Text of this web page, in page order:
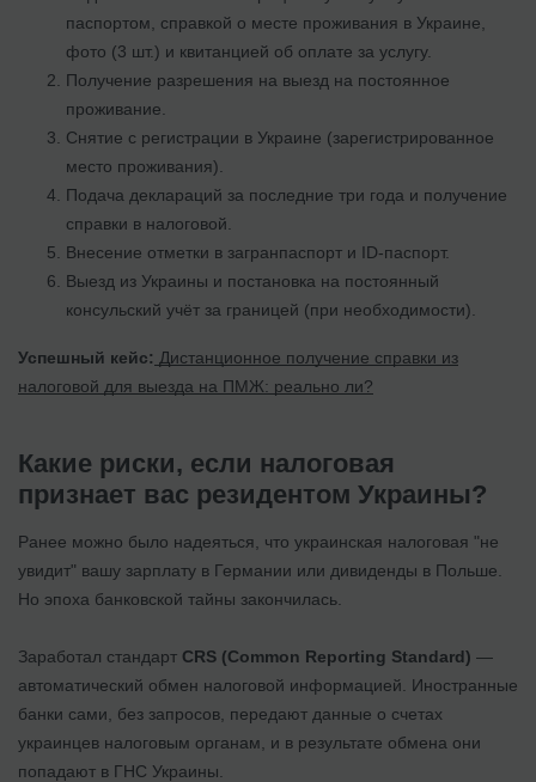
паспортом, справкой о месте проживания в Украине,
фото (3 шт.) и квитанцией об оплате за услугу.
Получение разрешения на выезд на постоянное
проживание.
Снятие с регистрации в Украине (зарегистрированное
место проживания).
Подача деклараций за последние три года и получение
справки в налоговой.
Внесение отметки в загранпаспорт и ID-паспорт.
Выезд из Украины и постановка на постоянный
консульский учёт за границей (при необходимости).
Успешный кейс: Дистанционное получение справки из
налоговой для выезда на ПМЖ: реально ли?
Какие риски, если налоговая
признает вас резидентом Украины?
Ранее можно было надеяться, что украинская налоговая "не
увидит" вашу зарплату в Германии или дивиденды в Польше.
Но эпоха банковской тайны закончилась.
Заработал стандарт CRS (Common Reporting Standard) —
автоматический обмен налоговой информацией. Иностранные
банки сами, без запросов, передают данные о счетах
украинцев налоговым органам, и в результате обмена они
попадают в ГНС Украины.